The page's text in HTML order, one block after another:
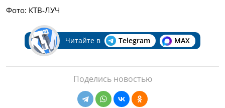
Фото: КТВ-ЛУЧ
Читайте в Telegram MAX
Поделись новостью